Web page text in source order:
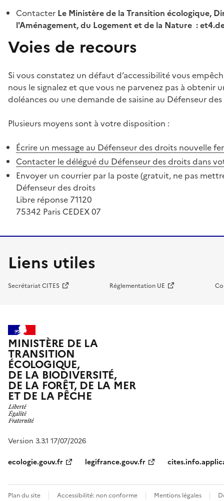
Contacter Le Ministère de la Transition écologique,
l'Aménagement, du Logement et de la Nature :
Voies de recours
Si vous constatez un défaut d’accessibilité vous
nous le signalez et que vous ne parvenez pas à
doléances ou une demande de saisine au Défenseur
Plusieurs moyens sont à votre disposition :
Écrire un message au Défenseur des droits nouvelle
Contacter le délégué du Défenseur des droits dans
Envoyer un courrier par la poste (gratuit, ne pas
Défenseur des droits
Libre réponse 71120
75342 Paris CEDEX 07
Liens utiles
Secrétariat CITES Réglementation UE
MINISTÈRE DE LA
TRANSITION
ÉCOLOGIQUE,
DE LA BIODIVERSITÉ,
DE LA FORÊT, DE LA MER
ET DE LA PÊCHE
Version 3.3.1 17/07/2026
ecologie.gouv.fr
legifrance.gouv.fr
Plan du site Accessibilité: non conforme Mentions légales